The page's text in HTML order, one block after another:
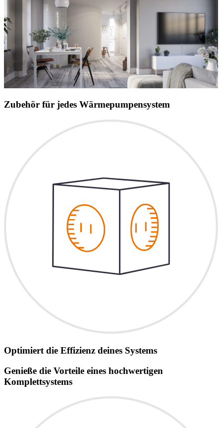
Zubehör für jedes Wärmepumpensystem
Optimiert die Effizienz deines Systems
Genieße die Vorteile eines hochwertigen
Komplettsystems